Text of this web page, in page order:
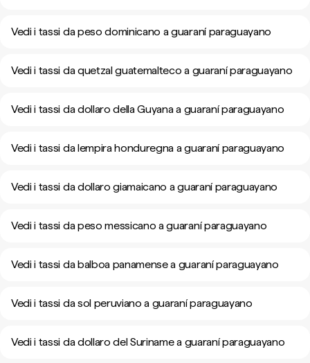
Vedi i tassi da peso dominicano a guaraní paraguayano
Vedi i tassi da quetzal guatemalteco a guaraní paraguayano
Vedi i tassi da dollaro della Guyana a guaraní paraguayano
Vedi i tassi da lempira honduregna a guaraní paraguayano
Vedi i tassi da dollaro giamaicano a guaraní paraguayano
Vedi i tassi da peso messicano a guaraní paraguayano
Vedi i tassi da balboa panamense a guaraní paraguayano
Vedi i tassi da sol peruviano a guaraní paraguayano
Vedi i tassi da dollaro del Suriname a guaraní paraguayano